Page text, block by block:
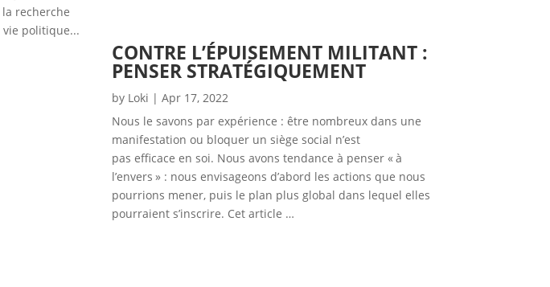
recherche
politique...
CONTRE L’ÉPUISEMENT MILITANT :
PENSER STRATÉGIQUEMENT
by Loki | Apr 17, 2022
Nous le savons par expérience : être nombreux dans une
manifestation ou bloquer un siège social n’est
pas efficace en soi. Nous avons tendance à penser « à
l’envers » : nous envisageons d’abord les actions que nous
pourrions mener, puis le plan plus global dans lequel elles
pourraient s’inscrire. Cet article …